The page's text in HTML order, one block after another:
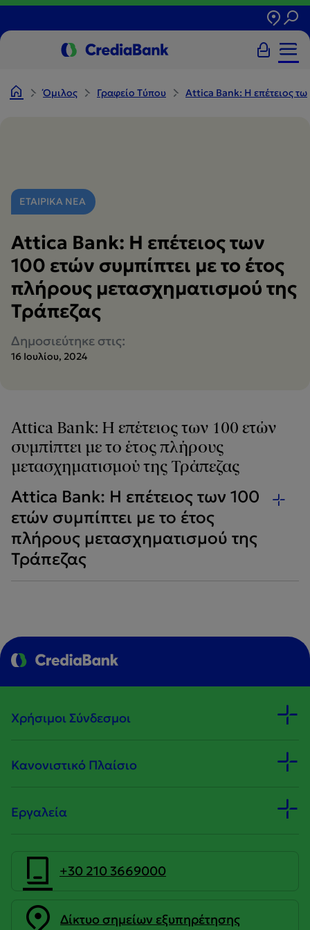
Όμιλος Γραφείο Tύπου Attica Bank: Η επέτειος
ΕΤΑΙΡΙΚΑ ΝΕΑ
Attica Bank: Η επέτειος των
100 ετών συμπίπτει με το έτος
πλήρους μετασχηματισμού της
Τράπεζας
Δημοσιεύτηκε στις:
16 Ιουλίου, 2024
Attica Bank: Η επέτειος των 100 ετών
συμπίπτει με το έτος πλήρους
μετασχηματισμού της Τράπεζας
Attica Bank: Η επέτειος των 100
ετών συμπίπτει με το έτος
πλήρους μετασχηματισμού της
Τράπεζας
Χρήσιμοι Σύνδεσμοι
Κανονιστικό Πλαίσιο
Εργαλεία
+30 210 3669000
Δίκτυο σημείων εξυπηρέτησης